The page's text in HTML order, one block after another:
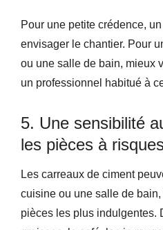
Pour une petite crédence,
envisager le chantier. Pour
ou une salle de bain, mieux
un professionnel habitué à
5. Une sensibilité
les pièces à
Les carreaux de ciment
cuisine ou une salle de
pièces les plus indulgentes.